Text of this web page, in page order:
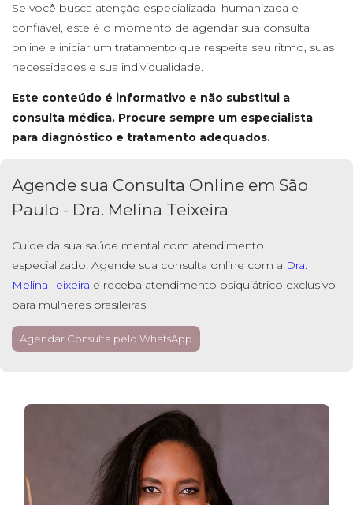
Se você busca atenção especializada, humanizada e
confiável, este é o momento de agendar sua consulta
online e iniciar um tratamento que respeita seu ritmo, suas
necessidades e sua individualidade.
Este conteúdo é informativo e não substitui a
consulta médica. Procure sempre um especialista
para diagnóstico e tratamento adequados.
Agende sua Consulta Online em São
Paulo - Dra. Melina Teixeira
Cuide da sua saúde mental com atendimento
especializado! Agende sua consulta online com a Dra.
Melina Teixeira e receba atendimento psiquiátrico exclusivo
para mulheres brasileiras.
Agendar Consulta pelo WhatsApp